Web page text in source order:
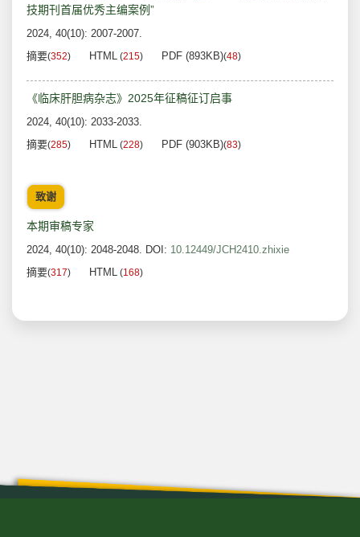
技期刊首届优秀主编案例”
2024, 40(10): 2007-2007.
摘要(352) HTML (215) PDF (893KB)(48)
《临床肝胆病杂志》2025年征稿征订启事
2024, 40(10): 2033-2033.
摘要(285) HTML (228) PDF (903KB)(83)
致谢
本期审稿专家
2024, 40(10): 2048-2048. DOI: 10.12449/JCH2410.zhixie
摘要(317) HTML (168)